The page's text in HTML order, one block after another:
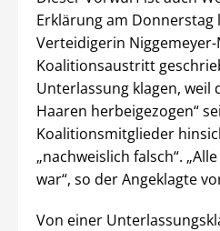
Erklärung am Donnerstag
Verteidigerin
Koalitionsaustritt
Unterlassung klagen, weil
Haaren herbeigezogen“
Koalitionsmitglieder
„nachweislich falsch“.
war“, so der Angeklagte
Von einer